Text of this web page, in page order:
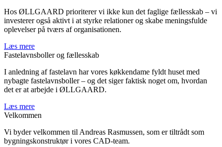
Hos ØLLGAARD prioriterer vi ikke kun det faglige fællesskab – vi
investerer også aktivt i at styrke relationer og skabe meningsfulde
oplevelser på tværs af organisationen.
Læs mere
Fastelavnsboller og fællesskab
I anledning af fastelavn har vores køkkendame fyldt huset med
nybagte fastelavnsboller – og det siger faktisk noget om, hvordan
det er at arbejde i ØLLGAARD.
Læs mere
Velkommen
Vi byder velkommen til Andreas Rasmussen, som er tiltrådt som
bygningskonstruktør i vores CAD-team.